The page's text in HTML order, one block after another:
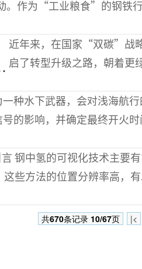
。作为“工业粮食”的钢铁
近年来，在国家“双碳”战
启了转型升级之路，朝着更
一种水下武器，会对浅海航
号的影响，并确定最终开火
饰法、二次离子质谱分析
这些方法的位置分辨率高，
|<
共670条记录 10/67页